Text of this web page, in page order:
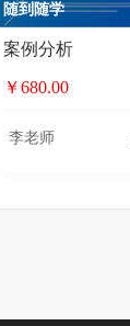
随到随学
案例分析
￥680.00
李老师